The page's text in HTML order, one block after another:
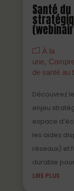
Santé
À la
une
de santé au
Découvrez
enjeu
espace
les aides
réseaux) et
durable
LIRE PLUS